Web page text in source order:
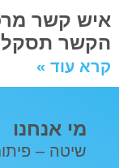
איש קשר
הקשר תסקל 2.0 – CRM לבודק מוסמך
קרא עוד »
מי אנחנו